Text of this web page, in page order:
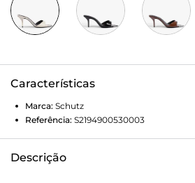
Características
Marca: Schutz
Referência: S2194900530003
Descrição